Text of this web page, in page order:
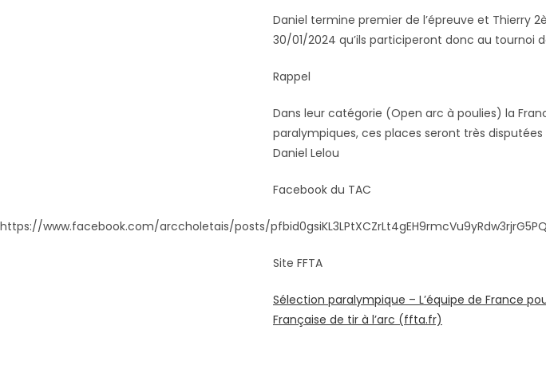
Daniel termine premier de l’épreuve et Thierry
30/01/2024 qu’ils participeront donc au tournoi
Rappel
Dans leur catégorie (Open arc à poulies) la
paralympiques, ces places seront très
Daniel Lelou
Facebook du TAC
https://www.facebook.com/arccholetais/posts/
Site FFTA
Sélection paralympique – L’équipe de France
Française de tir à l’arc (ffta.fr)